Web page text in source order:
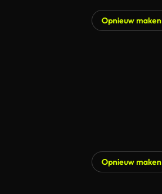
Opnieuw maken
Opnieuw maken